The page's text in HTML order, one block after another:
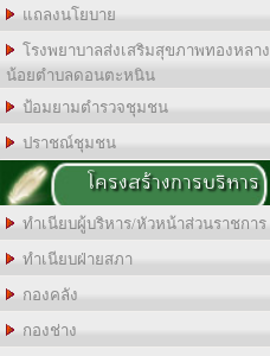
แถลงนโยบาย
โรงพยาบาลส่งเสริมสุขภาพทองหลาง
น้อยตำบลดอนตะหนิน
ป้อมยามตำรวจชุมชน
ปราชณ์ชุมชน
โครงสร้างการบริหาร
ทำเนียบผู้บริหาร/หัวหน้าส่วนราชการ
ทำเนียบฝ่ายสภา
กองคลัง
กองช่าง